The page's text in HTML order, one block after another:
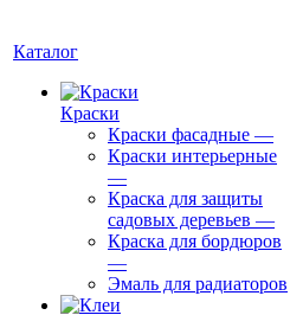
Каталог
Краски
Краски фасадные —
Краски интерьерные
—
Краска для защиты
садовых деревьев —
⁠Краска для бордюров
—
Эмаль для радиаторов